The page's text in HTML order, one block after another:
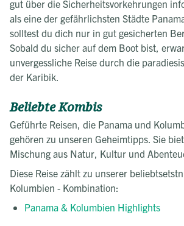
gut über die Sicherheitsvorkehrungen
als eine der gefährlichsten Städte
solltest du dich nur in gut gesicherten
Sobald du sicher auf dem Boot bist,
unvergessliche Reise durch die
der Karibik.
Beliebte Kombis
Geführte Reisen, die Panama und
gehören zu unseren Geheimtipps. Sie
Mischung aus Natur, Kultur und
Diese Reise zählt zu unserer
Kolumbien - Kombination:
Panama & Kolumbien Highlights